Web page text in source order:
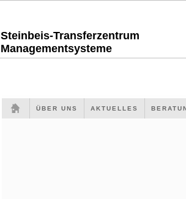
Steinbeis-Transferzentrum
Managementsysteme
ÜBER UNS AKTUELLES